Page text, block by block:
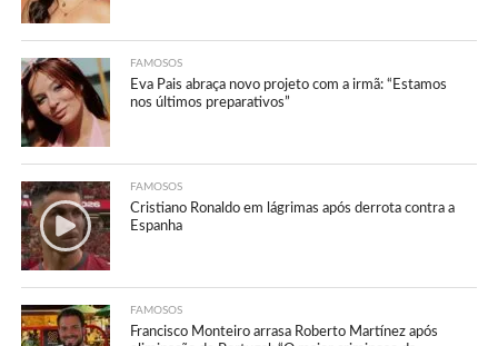
FAMOSOS
Eva Pais abraça novo projeto com a irmã: “Estamos
nos últimos preparativos”
FAMOSOS
Cristiano Ronaldo em lágrimas após derrota contra a
Espanha
FAMOSOS
Francisco Monteiro arrasa Roberto Martínez após